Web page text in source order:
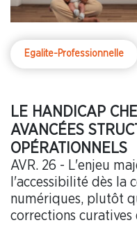
Egalite-Professionnelle
LE HANDICAP
AVANCÉES
OPÉRATIONNELS
AVR. 26 - L'enjeu
l'accessibilité dès la
numériques, plutôt
corrections curatives